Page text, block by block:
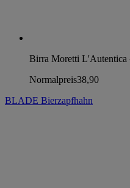
Birra Moretti
Normalpreis38,90
BLADE Bierzapfhahn